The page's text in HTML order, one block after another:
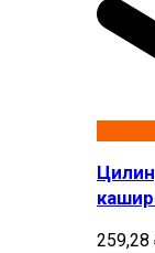
259,28